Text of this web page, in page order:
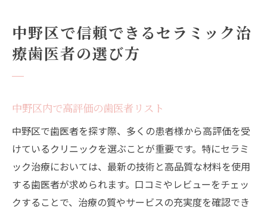
東京都中野区の歯医者が勧めるセラミック治療
の魅力とは
見た目だけでなく健康も考えたセラミック
治療
地域密着型の歯医者で受けるセラミック治
療
中野区内のおすすめセラミック治療クリニ
ック
中野区で信頼できるセラミック治
療歯医者の選び方
中野区内で高評価の歯医者リスト
中野区で歯医者を探す際、多くの患者様から高評価を受
けているクリニックを選ぶことが重要です。特にセラミ
ック治療においては、最新の技術と高品質な材料を使用
する歯医者が求められます。口コミやレビューをチェッ
クすることで、治療の質やサービスの充実度を確認でき